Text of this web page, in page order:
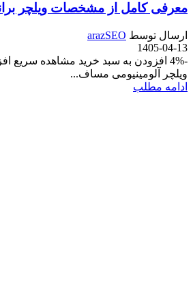
معرفی کامل از مشخصات ویلچر
ارسال توسط arazSEO
1405-04-13
-4% افزودن به سبد خرید مشاهده سریع
ویلچر آلومینیومی مساف...
ادامه مطلب